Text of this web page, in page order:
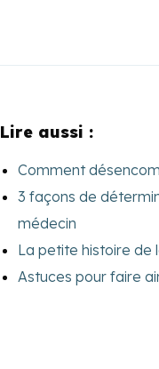
Lire aussi :
Comment
3 façons de
médecin
La petite histoire de
Astuces pour faire